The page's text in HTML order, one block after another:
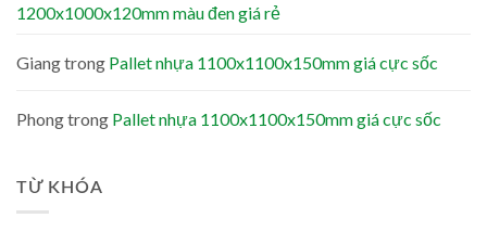
1200x1000x120mm màu đen giá rẻ
Giangtrong Pallet nhựa 1100x1100x150mm giá cực sốc
Phongtrong Pallet nhựa 1100x1100x150mm giá cực sốc
TỪ KHÓA